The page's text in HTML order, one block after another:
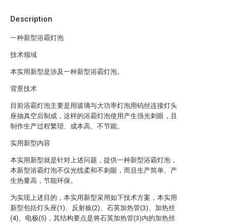
Description
一种新型浴霸灯泡
技术领域
本实用新型是涉及一种新型浴霸灯泡。
背景技术
目前浴霸灯泡主要是用玻璃与大功率灯泡用钨丝连接灯头
座抽真空后制成，这样的浴霸灯泡使用产生强光刺眼，且
制作生产过程繁琐、成本高、不节能。
实用新型内容
本实用新型就是针对上述问题，提供一种新型浴霸灯泡，
本新型浴霸灯泡不仅光线柔和不刺眼，而且生产简单、产
生热量高，节能环保。
为实现上述目的，本实用新型采用如下技术方案，本实用
新型包括灯头座(1)、反射板(2)、石英加热管(3)、加热丝
(4)、电极(5)，其结构要点是将石英加热管(3)内的加热丝